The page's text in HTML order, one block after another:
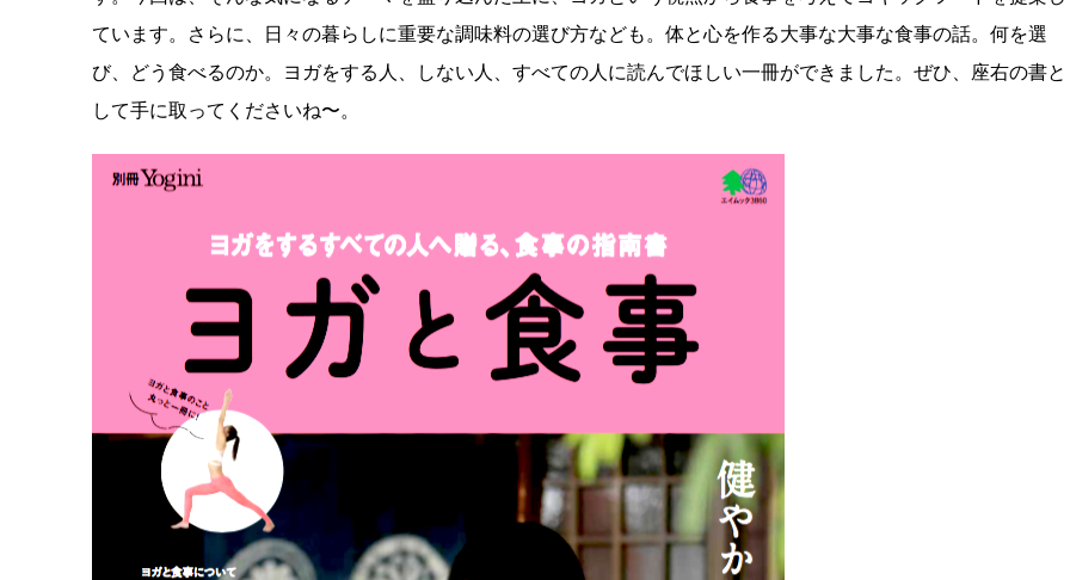
ています。さらに、日々の暮らしに重要な調味料の選び方なども。体と心を作る大事な大事な食事の話。何を選
び、どう食べるのか。ヨガをする人、しない人、すべての人に読んでほしい一冊ができました。ぜひ、座右の書と
して手に取ってくださいね〜。